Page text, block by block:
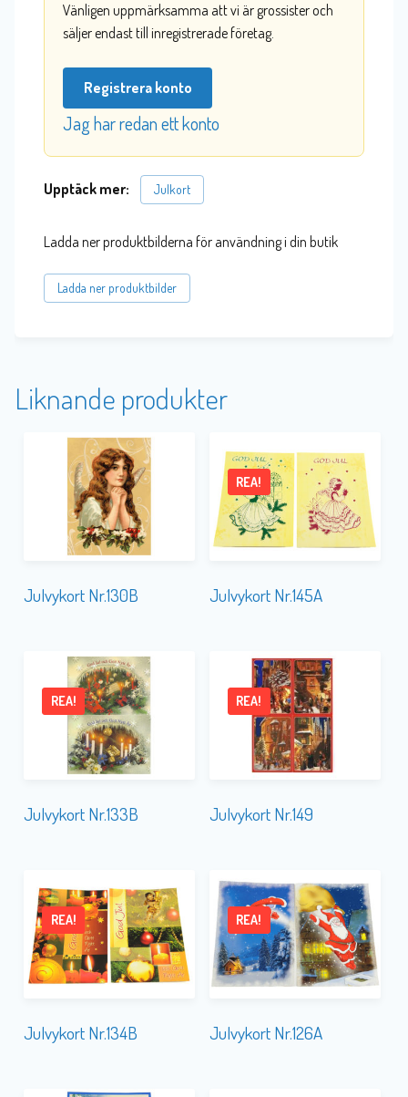
Vänligen uppmärksamma att vi är grossister och
säljer endast till inregistrerade företag.
Registrera konto
Jag har redan ett konto
Upptäck mer: Julkort
Ladda ner produktbilderna för användning i din butik
Ladda ner produktbilder
Liknande produkter
Julvykort Nr.130B Julvykort Nr.145A
REA!
Julvykort Nr.133B
REA!
Julvykort Nr.149
REA!
Julvykort Nr.134B
REA!
Julvykort Nr.126A
REA!